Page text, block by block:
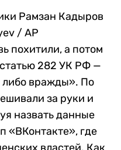
Рамзан Кадыров
/ AP
похитили, а потом
282 УК РФ —
либо вражды». По
за руки и
назвать данные
«ВКонтакте», где